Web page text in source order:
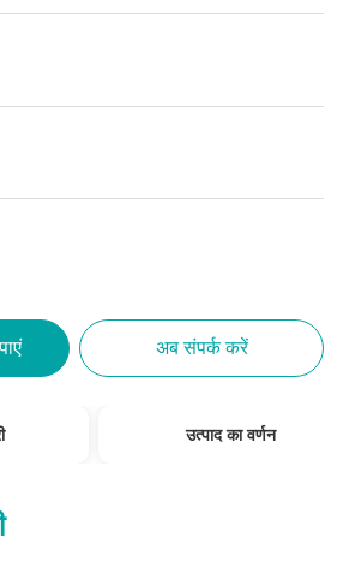
अब संपर्क करें
उत्पाद का वर्णन